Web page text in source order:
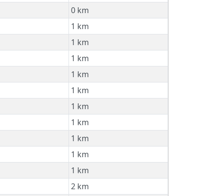
0 km
1 km
1 km
1 km
1 km
1 km
1 km
1 km
1 km
1 km
1 km
2 km